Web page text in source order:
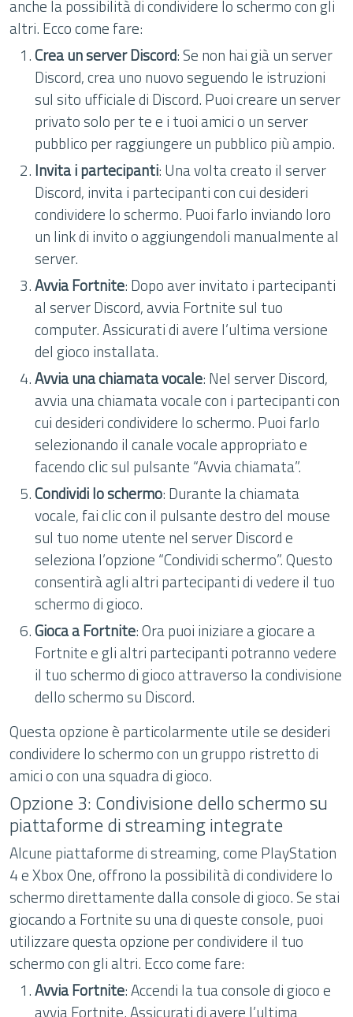
anche la possibilità di condividere lo schermo con gli
altri. Ecco come fare:
Crea un server Discord: Se non hai già un server
Discord, crea uno nuovo seguendo le istruzioni
sul sito ufficiale di Discord. Puoi creare un server
privato solo per te e i tuoi amici o un server
pubblico per raggiungere un pubblico più ampio.
Invita i partecipanti: Una volta creato il server
Discord, invita i partecipanti con cui desideri
condividere lo schermo. Puoi farlo inviando loro
un link di invito o aggiungendoli manualmente al
server.
Avvia Fortnite: Dopo aver invitato i partecipanti
al server Discord, avvia Fortnite sul tuo
computer. Assicurati di avere l’ultima versione
del gioco installata.
Avvia una chiamata vocale: Nel server Discord,
avvia una chiamata vocale con i partecipanti con
cui desideri condividere lo schermo. Puoi farlo
selezionando il canale vocale appropriato e
facendo clic sul pulsante “Avvia chiamata”.
Condividi lo schermo: Durante la chiamata
vocale, fai clic con il pulsante destro del mouse
sul tuo nome utente nel server Discord e
seleziona l’opzione “Condividi schermo”. Questo
consentirà agli altri partecipanti di vedere il tuo
schermo di gioco.
Gioca a Fortnite: Ora puoi iniziare a giocare a
Fortnite e gli altri partecipanti potranno vedere
il tuo schermo di gioco attraverso la condivisione
dello schermo su Discord.
Questa opzione è particolarmente utile se desideri
condividere lo schermo con un gruppo ristretto di
amici o con una squadra di gioco.
Opzione 3: Condivisione dello schermo su
piattaforme di streaming integrate
Alcune piattaforme di streaming, come PlayStation
4 e Xbox One, offrono la possibilità di condividere lo
schermo direttamente dalla console di gioco. Se stai
giocando a Fortnite su una di queste console, puoi
utilizzare questa opzione per condividere il tuo
schermo con gli altri. Ecco come fare:
Avvia Fortnite: Accendi la tua console di gioco e
avvia Fortnite. Assicurati di avere l’ultima